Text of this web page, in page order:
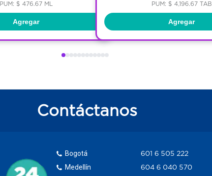
PUM: $ 476.67 ML
Agregar
PUM: $ 4,196.67 TAB
Agregar
Contáctanos
Bogotá
Medellín
601 6 505 222
604 6 040 570